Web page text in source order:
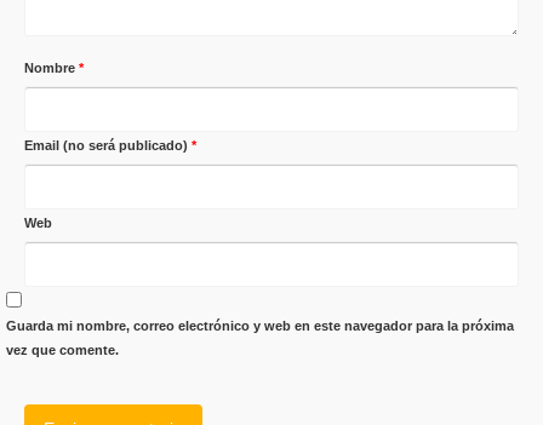
Nombre *
Email (no será publicado) *
Web
Guarda mi nombre, correo electrónico y web en este navegador para la próxima
vez que comente.